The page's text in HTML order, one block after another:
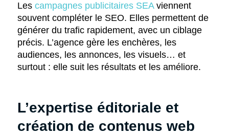
Les campagnes publicitaires SEAviennent
souvent compléter le SEO. Elles permettent de
générer du trafic rapidement, avec un ciblage
précis. L’agence gère les enchères, les
audiences, les annonces, les visuels… et
surtout : elle suit les résultats et les améliore.
L’expertise éditoriale et
création de contenus web